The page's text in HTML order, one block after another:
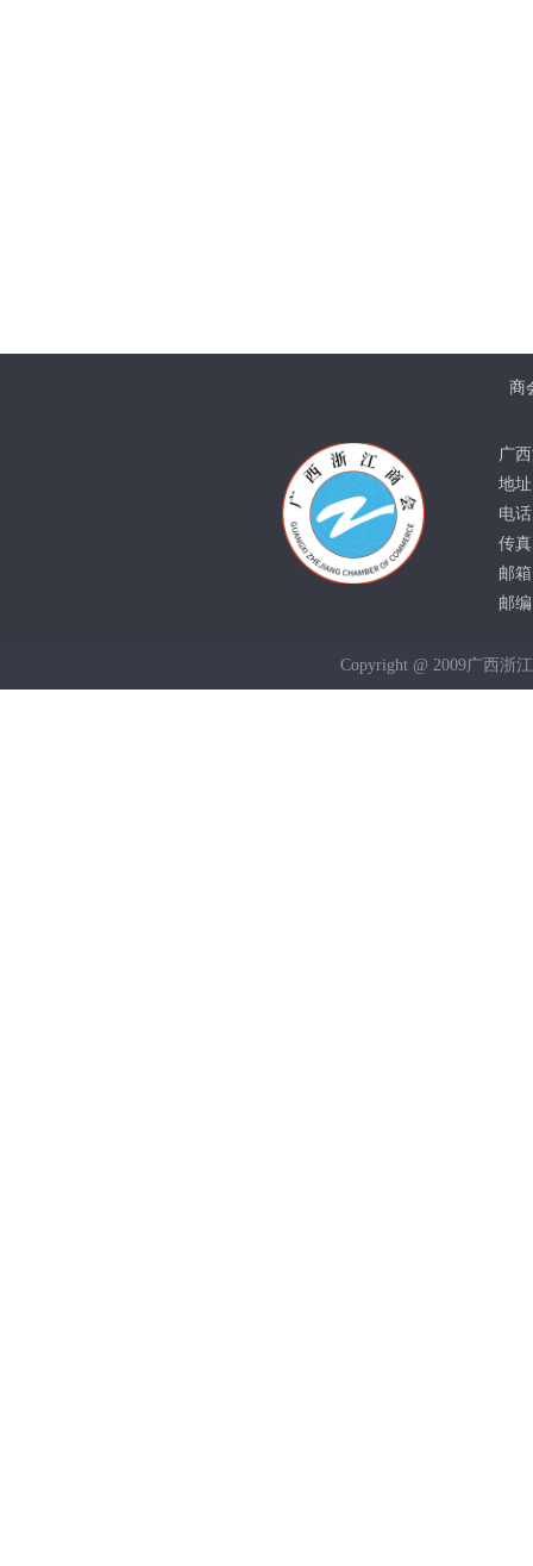
Copyright @ 2009广西浙
商
广
地
电
传
邮
邮